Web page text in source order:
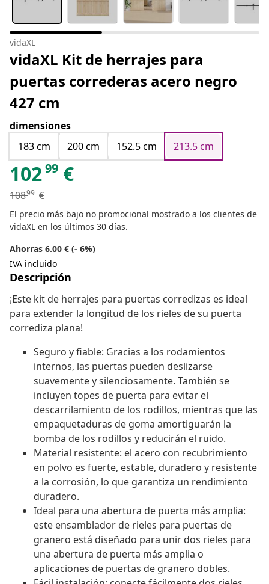
vidaXL
vidaXL Kit de herrajes para
puertas correderas acero negro
427 cm
dimensiones
183 cm
200 cm 152.5 cm 213.5 cm
10299 €
10899 €
El precio más bajo no promocional mostrado a los clientes de
vidaXL en los últimos 30 días.
Ahorras 6.00 € (- 6%)
IVA incluido
Descripción
¡Este kit de herrajes para puertas corredizas es ideal
para extender la longitud de los rieles de su puerta
corrediza plana!
Seguro y fiable: Gracias a los rodamientos
internos, las puertas pueden deslizarse
suavemente y silenciosamente. También se
incluyen topes de puerta para evitar el
descarrilamiento de los rodillos, mientras que las
empaquetaduras de goma amortiguarán la
bomba de los rodillos y reducirán el ruido.
Material resistente: el acero con recubrimiento
en polvo es fuerte, estable, duradero y resistente
a la corrosión, lo que garantiza un rendimiento
duradero.
Ideal para una abertura de puerta más amplia:
este ensamblador de rieles para puertas de
granero está diseñado para unir dos rieles para
una abertura de puerta más amplia o
aplicaciones de puertas de granero dobles.